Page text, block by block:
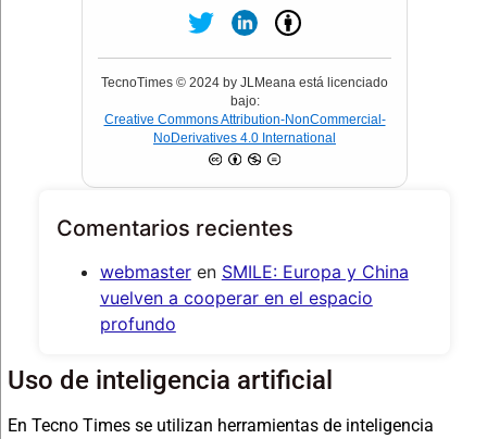
TecnoTimes © 2024 by JLMeana está licenciado
bajo:
Creative Commons Attribution-NonCommercial-
NoDerivatives 4.0 International
Comentarios recientes
webmasteren SMILE: Europa y China
vuelven a cooperar en el espacio
profundo
Uso de inteligencia artificial
En Tecno Times se utilizan herramientas de inteligencia